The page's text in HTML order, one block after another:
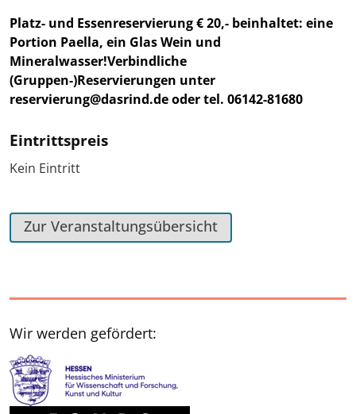
Platz- und Essenreservierung € 20,- beinhaltet: eine
Portion Paella, ein Glas Wein und
Mineralwasser!Verbindliche
(Gruppen-)Reservierungen unter
reservierung@dasrind.de oder tel. 06142-81680
Eintrittspreis
Kein Eintritt
Zur Veranstaltungsübersicht
Wir werden gefördert: